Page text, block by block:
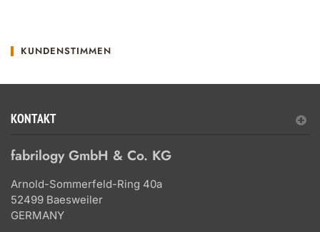
KUNDENSTIMMEN
KONTAKT
fabrilogy GmbH & Co. KG
Arnold-Sommerfeld-Ring 40a
52499 Baesweiler
GERMANY